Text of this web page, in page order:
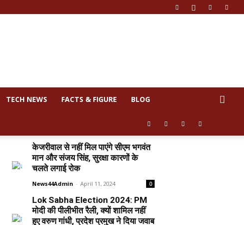
TECH NEWS FACTS & FIGURE BLOG
केजरीवाल से नहीं मिल पाएंगे सीएम भगवंत
मान और संजय सिंह, सुरक्षा कारणों के
चलते लगाई रोक
News44Admin - April 11, 2024 0
Lok Sabha Election 2024: PM
मोदी की पीलीभीत रैली, क्यों शामिल नहीं
हुए वरुण गांधी, प्रदेश प्रमुख ने दिया जवाब